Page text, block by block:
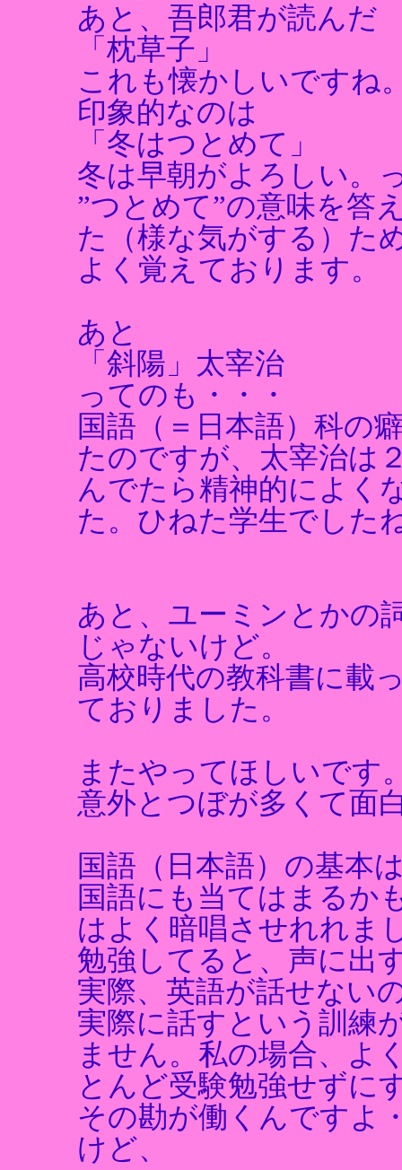
あと、吾郎君が読んだ
「枕草子」
これも懐かしいですね
印象的なのは
「冬はつとめて」
冬は早朝がよろしい。
”つとめて”の意味を答
た（様な気がする）た
よく覚えております。
あと
「斜陽」太宰治
ってのも・・・
国語（＝日本語）科の
たのですが、太宰治は
んでたら精神的によく
た。ひねた学生でした
あと、ユーミンとかの
じゃないけど。
高校時代の教科書に載
ておりました。
またやってほしいです
意外とつぼが多くて面
国語（日本語）の基本
国語にも当てはまるか
はよく暗唱させれれま
勉強してると、声に出
実際、英語が話せない
実際に話すという訓練
ません。私の場合、よ
とんど受験勉強せずに
その勘が働くんですよ
けど、